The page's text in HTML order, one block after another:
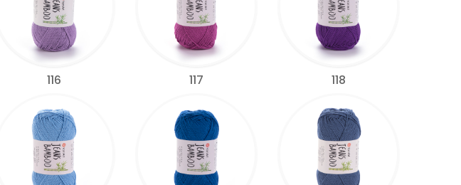
116 117 118